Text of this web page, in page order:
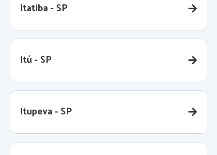
Itatiba - SP
Itú - SP
Itupeva - SP